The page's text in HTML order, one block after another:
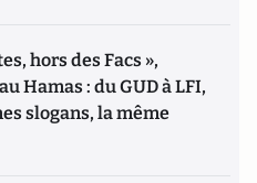
hors des Facs »,
Hamas : du GUD à LFI,
slogans, la même